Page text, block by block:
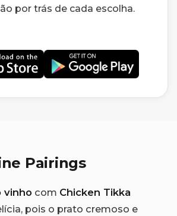
por trás de cada escolha.
Pairings
vinho com Chicken Tikka
pois o prato cremoso e